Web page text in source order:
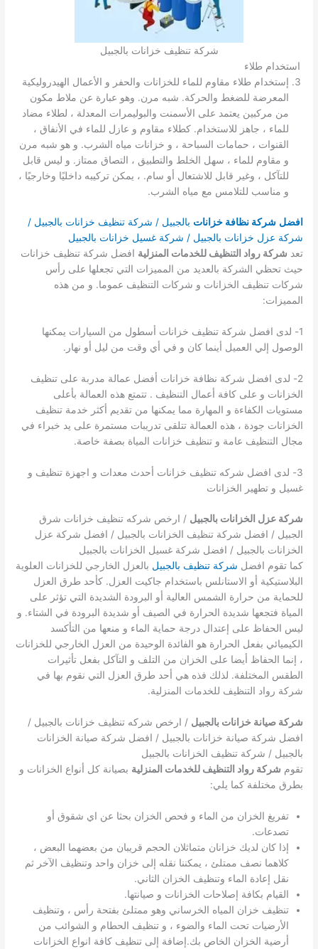
شركة تنظيف خزانات بالجبيل
استخدام طلاء
إستخدام طلاء مقاوم للماء للخزانات والحفر و الأعمال الهيدروليكية
المعرضة للضغط والحركة. شبه مرن. وهو عبارة عن ملاط ​​مكون
من مركبين يعتمد على الأسمنت والبوليمرات المعدلة ، لطلاء مضاد
للماء ، جاهز للاستخدام. كطلاء مقاوم و عازل للماء في الأنفاق ،
القنوات ، حمامات السباحة ، و خزانات مياه الشرب. و هو شبه مرن
و مقاوم للماء ، سهل الخلط والتطبيق ، التصاق ممتاز. و ليس قابل
للتآكل ، وغير قابل للاشتعال أو سام. ، يمكن تركيبه داخليًا وخارجيًا ،
و مناسب للتلامس مع مياه الشرب.
افضل شركة نظافة خزانات بالجبيل / شركة تنظيف خزانات بالجبيل /
شركة عزل خزانات بالجبيل / شركة غسيل خزانات بالجبيل
تعد شركة رواد التنظيف للخدمات المنزلية افضل شركة تنظيف خزانات
حيث تحظي الشركة بالعديد من المميزات التي تجعلها على رأس
شركات تنظيف الخزانات و شركات التنظيف عموما. و من هذه
المميزات:
1- لدى افضل شركة تنظيف خزانات أسطول من السيارات يمكنها
الوصول إلي العميل أينما كان و في أي وقت من ليل أو نهار.
2- لدى افضل شركة نظافة خزانات أفضل عمالة مدربة على تنظيف
الخزانات و على كافة أعمال التنظيف . تتمتع هذه العمالة بأعلى
مستويات الكفاءة و المهارة مما يمكنها من تقديم أكثر خدمة تنظيف
الخزانات جودة ، هذه العمالة تتلقى تدريبات مستمرة على يد خبراء في
مجال التنظيف عامة و تنظيف خزانات المياة بصفة خاصة.
3- لدى افضل شركه تنظيف خزانات أحدث معدات و اجهزة تنظيف و
غسيل و تطهير الخزانات
شركة عزل الخزانات بالجبيل / ارخص شركه تنظيف خزانات شرق
الجبيل / افضل شركة تنظيف الخزانات بالجبيل / افضل شركة عزل
الخزانات بالجبيل / افضل شركة غسيل الخزانات بالجبيل
كما تقوم افضل شركة تنظيف بالجبيل بالعزل الخارجي للخزانات العلوية
البلاستيكية أو الاستانلس باستخدام جاكيت العزل. كأحد طرق العزل
للحماية من حرارة الشمس العالية أو البرودة الشديدة التي تؤثر على
المياة فتجعها شديدة الحرارة في الصيف أو شديدة البرودة في الشتاء. و
ليس الحفاظ على إعتدال درجة حماية الماء و منعها من التأكسد
الكيميائي بفعل الحرارة هو الفائدة الوحيدة من العزل الخارجي للخزانات
، إنما الحفاظ أيضا على الخزان من التلف و التآكل بفعل تأثيرات
الطقس المختلفة. لذلك فذه هي أحد طرق العزل التي نقوم بها في
شركة رواد التنظيف للخدمات المنزلية.
شركة صيانة خزانات بالجبيل / ارخص شركه تنظيف خزانات بالجبيل /
افضل شركة صيانة خزانات بالجبيل / افضل شركة صيانة الخزانات
بالجبيل / شركة تنظيف الخزانات بالجبيل
تقوم شركة رواد التنظيف للخدمات المنزلية بصيانة كل أنواع الخزانات و
بطرق مختلفة كما يلي:
تفريغ الخزان من الماء و فحص الخزان بحثا عن اي شقوق أو
تصدعات.
إذا كان لديك خزانان متماثلان الحجم قريبان من بعضهما البعض ،
كلاهما نصف ممتلئ ، يمكننا نقله إلى خزان واحد وتنظيف الآخر ثم
نقل إعادة الماء وتنظيف الخزان الثاني.
القيام بكافة إصلاحات الخزانات و صيانتها.
تنظيف خزان المياه الخرساني وهو ممتلئ بفتحة رأس ، وتنظيف
الأرضيات تحت الماء والضوء ، و تنظيف الحطام و الشوائب من
أرضية الخزان الخاص بك.إضافة إلى تنظيف كافة انواع الخزانات